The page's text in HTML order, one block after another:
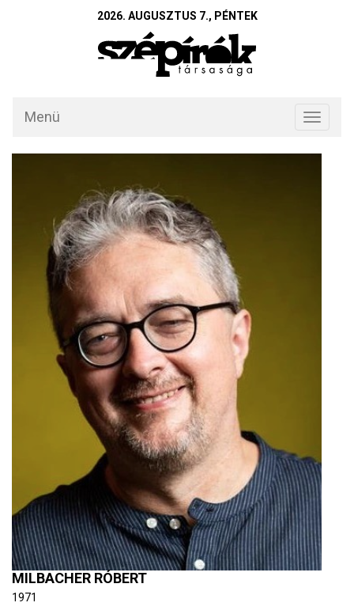
2026. AUGUSZTUS 7., PÉNTEK
Toggle
Menü
MILBACHER RÓBERT
1971